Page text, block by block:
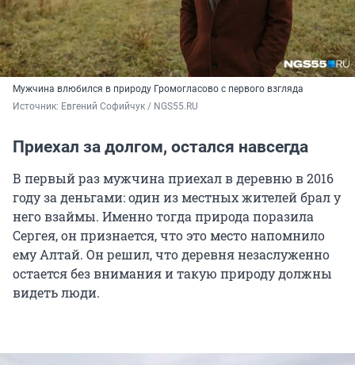
Мужчина влюбился в природу Громогласово с первого взгляда
Источник: Евгений Софийчук / NGS55.RU
Приехал за долгом, остался навсегда
В первый раз мужчина приехал в деревню в 2016
году за деньгами: один из местных жителей брал у
него взаймы. Именно тогда природа поразила
Сергея, он признается, что это место напомнило
ему Алтай. Он решил, что деревня незаслуженно
остается без внимания и такую природу должны
видеть люди.